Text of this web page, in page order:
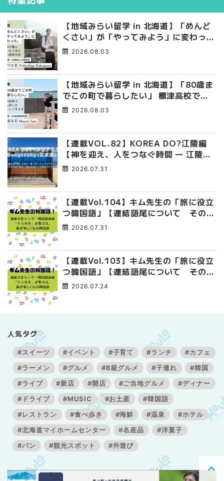
【地域みらい留学 in 北海道】「めんど
くさい」が「やってみよう」に変わっ
た。 十勝の風に吹かれて走る、僕の泥
2026.08.03
【地域みらい留学 in 北海道】「80歳ま
でこの町で暮らしたい」 標津高校で踏
み出した、私らしい生き方
2026.08.03
【連載VOL.82】KOREA DO?江陵編
【神を迎え、人をつなぐ時間 ― 江陵端
午祭 】
2026.07.31
【連載Vol.104】キム先生の「旅に役立
つ韓国語」【連結語尾について その
4】2026.07.31
【連載Vol.103】キム先生の「旅に役立
つ韓国語」【連結語尾について その
3】2026.07.24
人気タグ
#スイーツ #イベント #子育て #ランチ
#カフェ
#ラーメン
#グルメ #B級グルメ #子連れ
#韓国
#ライブ
#新店 #開店 #ご当地グルメ
#ディナー
#ドライブ
#MUSIC #お土産
#韓国語
#レストラン
#食べ歩き #海鮮 #温泉
#ホテル
#北海道マイホームセンター
#名産品
#洋菓子
#パン
#観光スポット #外遊び